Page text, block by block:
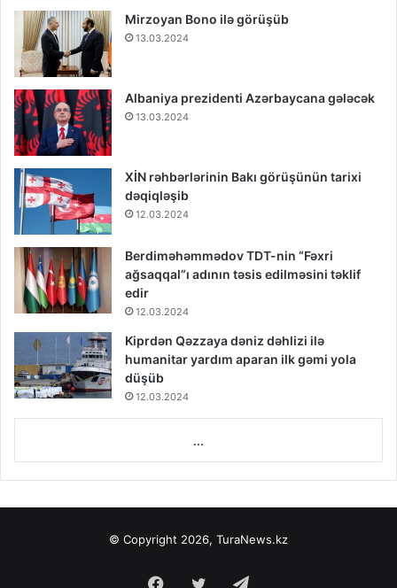
Mirzoyan Bono ilə görüşüb
13.03.2024
Albaniya prezidenti Azərbaycana gələcək
13.03.2024
XİN rəhbərlərinin Bakı görüşünün tarixi
dəqiqləşib
12.03.2024
Berdiməhəmmədov TDT-nin “Fəxri
ağsaqqal”ı adının təsis edilməsini təklif
edir
12.03.2024
Kiprdən Qəzzaya dəniz dəhlizi ilə
humanitar yardım aparan ilk gəmi yola
düşüb
12.03.2024
...
© Copyright 2026, TuraNews.kz
Facebook
Twitter